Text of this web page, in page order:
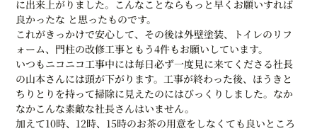
に出来上がりました。こんなことならもっと早くお願いすれば
良かったな と思ったものです。
これがきっかけで安心して、その後は外壁塗装、トイレのリフ
ォーム、門柱の改修工事ともう4件もお願いしています。
いつもニコニコ工事中には毎日必ず一度見に来てくださる社長
の山本さんには頭が下がります。工事が終わった後、ほうきと
ちりとりを持って掃除に見えたのにはびっくりしました。なか
なかこんな素敵な社長さんはいません。
加えて10時、12時、15時のお茶の用意をしなくても良いところ